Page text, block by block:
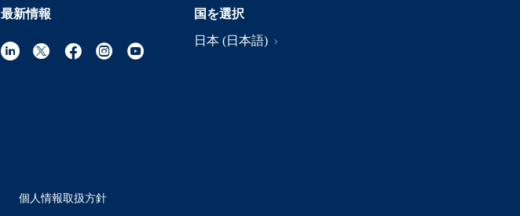
最新情報
国を選択
日本 (日本語)
個人情報取扱方針